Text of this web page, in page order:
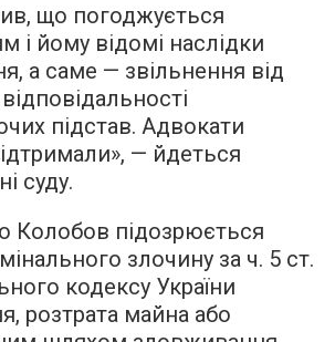
що погоджується
і йому відомі наслідки
а саме — звільнення від
підстав. Адвокати
— йдеться
суду.
Колобов підозрюється
злочину за ч. 5 ст.
кодексу України
розтрата майна або